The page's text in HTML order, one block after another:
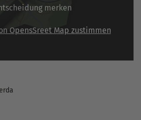
merken
OpensSreet Map zustimmen